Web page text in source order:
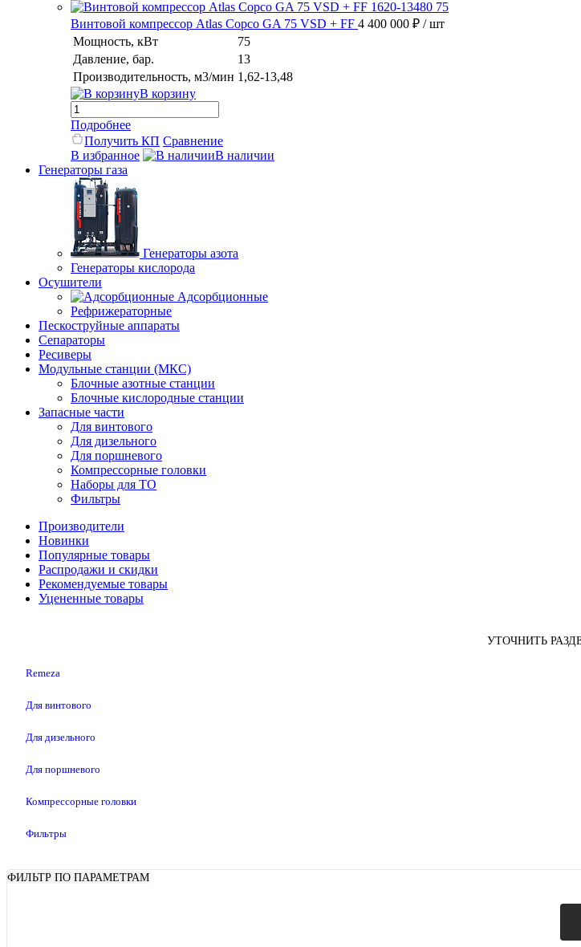
Винтовой компрессор Atlas Copco GA 75 VSD + FF 4 400 000 ₽ / шт
Мощность, кВт
75
Давление, бар.
13
Производительность, м3/мин 1,62-13,48
В корзину
Подробнее
Получить КП Сравнение
В избранное
В наличии
Генераторы газа
Генераторы азота
Генераторы кислорода
Осушители
Адсорбционные
Рефрижераторные
Пескоструйные аппараты
Сепараторы
Ресиверы
Модульные станции (МКС)
Блочные азотные станции
Блочные кислородные станции
Запасные части
Для винтового
Для дизельного
Для поршневого
Компрессорные головки
Наборы для ТО
Фильтры
Производители
Новинки
Популярные товары
Распродажи и скидки
Рекомендуемые товары
Уцененные товары
УТОЧНИТЬ
Remeza
Для винтового
Для дизельного
Для поршневого
Компрессорные головки
Фильтры
ФИЛЬТР ПО ПАРАМЕТРАМ